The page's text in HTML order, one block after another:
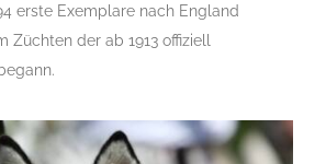
von A bis Z
S
erste Exemplare nach England
Züchten der ab 1913 offiziell